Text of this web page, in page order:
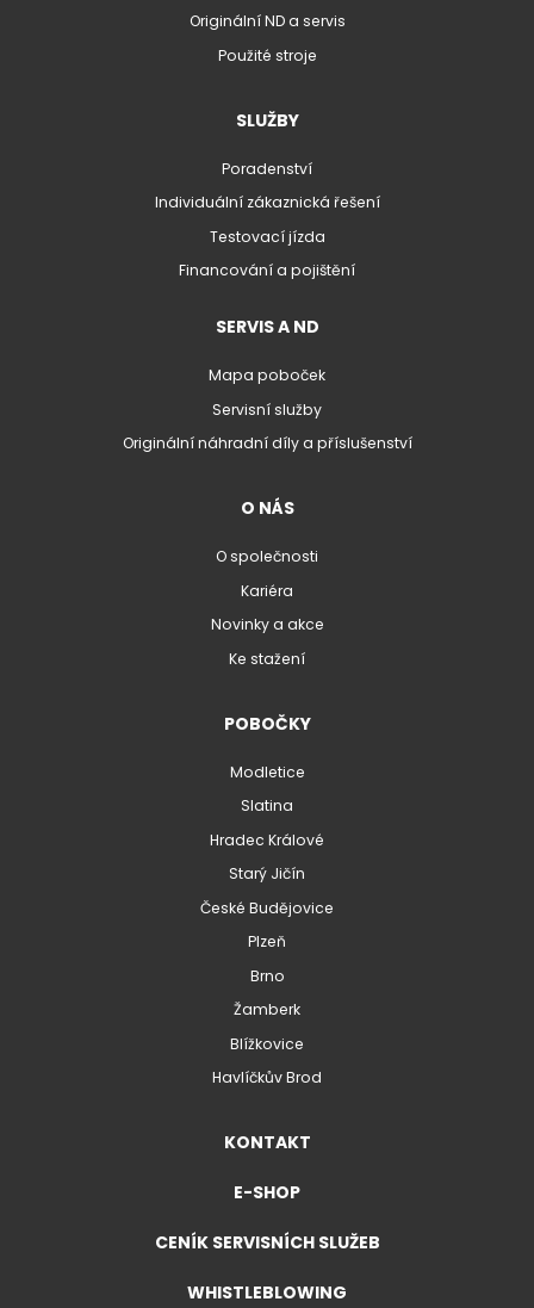
Originální ND a servis
Použité stroje
SLUŽBY
Poradenství
Individuální zákaznická řešení
Testovací jízda
Financování a pojištění
SERVIS A ND
Mapa poboček
Servisní služby
Originální náhradní díly a příslušenství
O NÁS
O společnosti
Kariéra
Novinky a akce
Ke stažení
POBOČKY
Modletice
Slatina
Hradec Králové
Starý Jičín
České Budějovice
Plzeň
Brno
Žamberk
Blížkovice
Havlíčkův Brod
KONTAKT
E-SHOP
CENÍK SERVISNÍCH SLUŽEB
WHISTLEBLOWING